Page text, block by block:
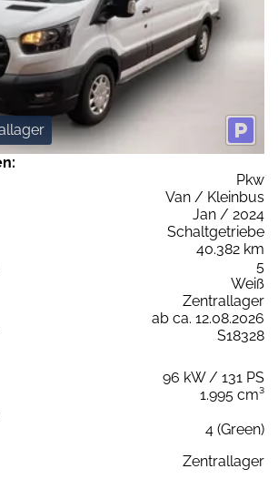
Pkw
Van / Kleinbus
Jan / 2024
Schaltgetriebe
40.382 km
5
Weiß
Zentrallager
ab ca. 12.08.2026
S18328
96 kW / 131 PS
1.995 cm³
4 (Green)
Zentrallager